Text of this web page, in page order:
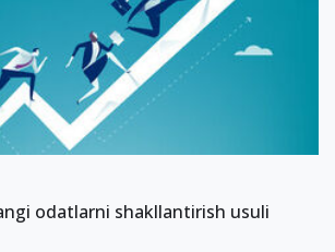
odatlarni shakllantirish usuli